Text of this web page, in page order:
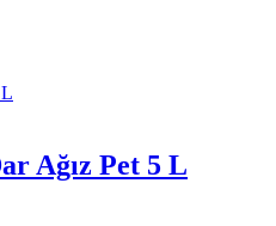
Ağız Pet 5 L